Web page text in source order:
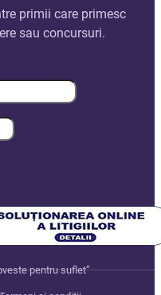
primii care primesc
sau concursuri.
pentru suflet”